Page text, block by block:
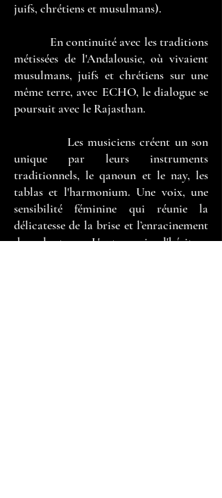
juifs, chrétiens et musulmans).
En continuité avec les traditions
métissées de l'Andalousie, où vivaient
musulmans, juifs et chrétiens sur une
même terre, avec ECHO, le dialogue se
poursuit avec le Rajasthan.
Les musiciens créent un son
unique par leurs instruments
traditionnels, le qanoun et le nay, les
tablas et l'harmonium. Une voix, une
sensibilité féminine qui réunie la
délicatesse de la brise et l’enracinement
dans la terre. L'autre voix, l'héritage